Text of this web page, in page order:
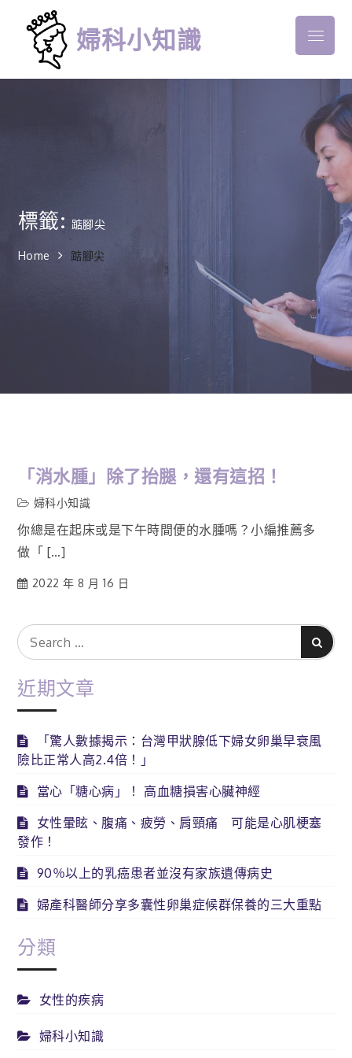
content
婦科小知識 Menu
標籤: 踮腳尖
Home 踮腳尖
「消水腫」除了抬腿，還有這招！
婦科小知識
你總是在起床或是下午時間便的水腫嗎？小編推薦多
做「 […]
2022 年 8 月 16 日
Search
for:
Search
近期文章
「驚人數據揭示：台灣甲狀腺低下婦女卵巢早衰風
險比正常人高2.4倍！」
當心「糖心病」！ 高血糖損害心臟神經
女性暈眩、腹痛、疲勞、肩頸痛 可能是心肌梗塞
發作！
90％以上的乳癌患者並沒有家族遺傳病史
婦產科醫師分享多囊性卵巢症候群保養的三大重點
分類
女性的疾病
婦科小知識